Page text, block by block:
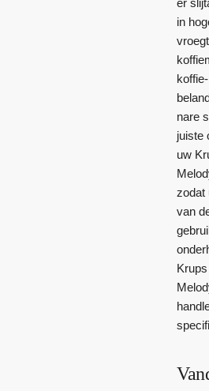
in
nare
juiste
uw
zodat
van